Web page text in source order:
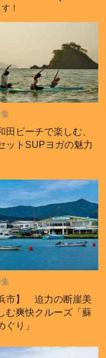
！
田ビーチで楽しむ、
ットSUPヨガの魅力
浜市】 迫力の断崖美
む爽快クルーズ「蘇
ぐり」